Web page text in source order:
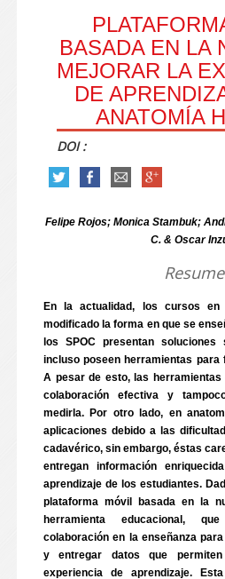
BASADA EN LA
MEJORAR LA
DE
ANATOMÍA
DOI :
Felipe Rojos; Monica Stambuk;
C. & Oscar
En la actualidad, los cursos
modificado la forma en que se
los SPOC presentan
incluso poseen herramientas para
A pesar de esto, las herramientas
colaboración efectiva y
medirla. Por otro lado, en
aplicaciones debido a las
cadavérico, sin embargo, éstas
entregan información
aprendizaje de los estudiantes.
plataforma móvil basada en la
herramienta educacional,
colaboración en la enseñanza
y entregar datos que
experiencia de aprendizaje.